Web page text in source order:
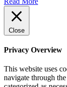
Close
Privacy Overview
This website uses
navigate through